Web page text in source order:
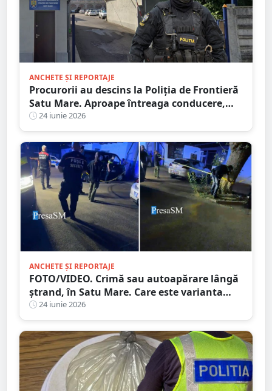
ANCHETE ȘI REPORTAJE
Procurorii au descins la Poliția de Frontieră
Satu Mare. Aproape întreaga conducere,
vizată de verificări
24 iunie 2026
ANCHETE ȘI REPORTAJE
FOTO/VIDEO. Crimă sau autoapărare lângă
ștrand, în Satu Mare. Care este varianta
agresorului. Un puștan de vreo 60 de kg
24 iunie 2026